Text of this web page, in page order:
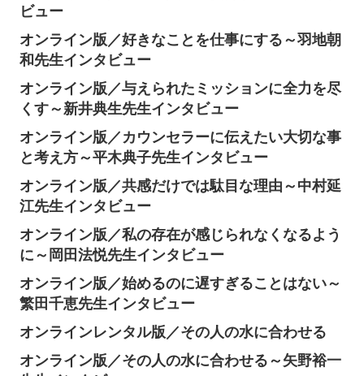
ビュー
オンライン版／好きなことを仕事にする～羽地朝
和先生インタビュー
オンライン版／与えられたミッションに全力を尽
くす～新井典生先生インタビュー
オンライン版／カウンセラーに伝えたい大切な事
と考え方～平木典子先生インタビュー
オンライン版／共感だけでは駄目な理由～中村延
江先生インタビュー
オンライン版／私の存在が感じられなくなるよう
に～岡田法悦先生インタビュー
オンライン版／始めるのに遅すぎることはない～
繁田千恵先生インタビュー
オンラインレンタル版／その人の水に合わせる
オンライン版／その人の水に合わせる～矢野裕一